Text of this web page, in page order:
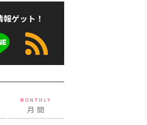
ゲット！
MONTHLY
月 間